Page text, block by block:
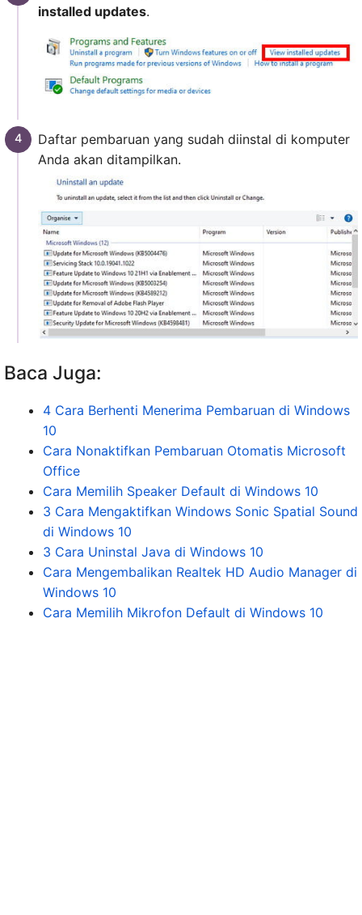
installed updates.
Daftar pembaruan yang sudah diinstal di komputer
Anda akan ditampilkan.
Baca Juga:
4 Cara Berhenti Menerima Pembaruan di Windows
10
Cara Nonaktifkan Pembaruan Otomatis Microsoft
Office
Cara Memilih Speaker Default di Windows 10
3 Cara Mengaktifkan Windows Sonic Spatial Sound
di Windows 10
3 Cara Uninstal Java di Windows 10
Cara Mengembalikan Realtek HD Audio Manager di
Windows 10
Cara Memilih Mikrofon Default di Windows 10